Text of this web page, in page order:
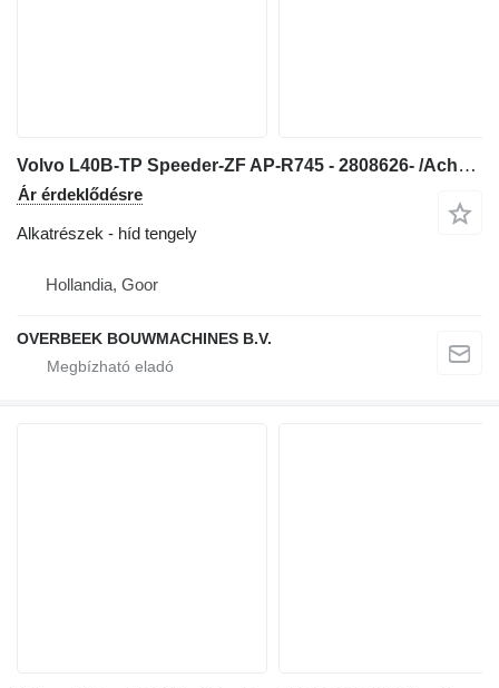
Volvo L40B-TP Speeder-ZF AP-R745 - 2808626- /Achse/As híd tengely
Ár érdeklődésre
Alkatrészek - híd tengely
Hollandia, Goor
OVERBEEK BOUWMACHINES B.V.